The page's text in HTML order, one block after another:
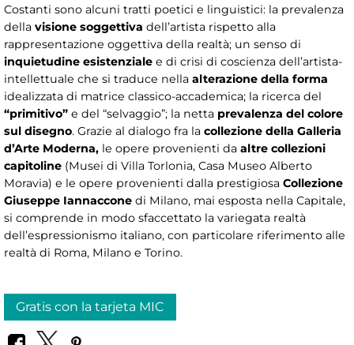
Costanti sono alcuni tratti poetici e linguistici: la prevalenza
della visione soggettiva dell’artista rispetto alla
rappresentazione oggettiva della realtà; un senso di
inquietudine esistenziale e di crisi di coscienza dell’artista-
intellettuale che si traduce nella alterazione della forma
idealizzata di matrice classico-accademica; la ricerca del
“primitivo” e del “selvaggio”; la netta prevalenza del colore
sul disegno. Grazie al dialogo fra la collezione della Galleria
d’Arte Moderna, le opere provenienti da altre collezioni
capitoline (Musei di Villa Torlonia, Casa Museo Alberto
Moravia) e le opere provenienti dalla prestigiosa Collezione
Giuseppe Iannaccone di Milano, mai esposta nella Capitale,
si comprende in modo sfaccettato la variegata realtà
dell’espressionismo italiano, con particolare riferimento alle
realtà di Roma, Milano e Torino.
Gratis con la tarjeta MIC